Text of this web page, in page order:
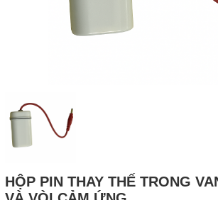
HỘP PIN THAY THẾ TRONG